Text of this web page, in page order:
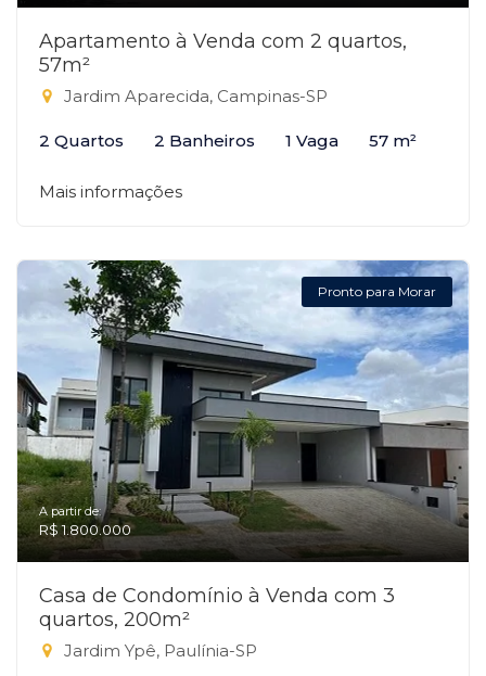
Apartamento à Venda com 2 quartos,
57m²
Jardim Aparecida, Campinas-SP
2 Quartos 2 Banheiros 1 Vaga 57 m²
Mais informações
Pronto para Morar
A partir de:
R$ 1.800.000
Casa de Condomínio à Venda com 3
quartos, 200m²
Jardim Ypê, Paulínia-SP